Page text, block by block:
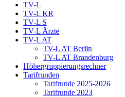
TV-L
TV-L KR
TV-L S
TV-L Ärzte
TV-L AT
TV-L AT Berlin
TV-L AT Brandenburg
Höhergruppierungsrechner
Tarifrunden
Tarifrunde 2025-2026
Tarifrunde 2023